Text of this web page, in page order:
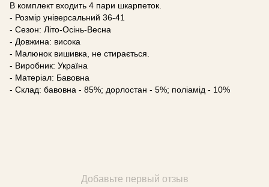
В комплект входить 4 пари шкарпеток.
- Розмір універсальний 36-41
- Сезон: Літо-Осінь-Весна
- Довжина: висока
- Малюнок вишивка, не стирається.
- Виробник: Україна
- Матеріал: Бавовна
- Склад: бавовна - 85%; дорлостан - 5%; поліамід - 10%
Добавьте первый отзыв